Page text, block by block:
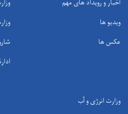
اخبار و رویداد های مهم
ویدیو ها
عکس ها
وزارت انرژی و آب